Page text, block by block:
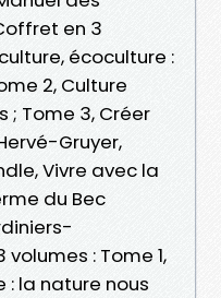
en 3
écoculture :
2, Culture
Tome 3, Créer
Gruyer,
Vivre avec la
du Bec
: Tome 1,
: la nature nous